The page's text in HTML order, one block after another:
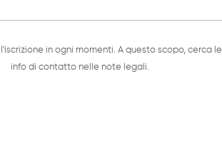
in ogni momenti. A questo scopo, cerca le
info di contatto nelle note legali.